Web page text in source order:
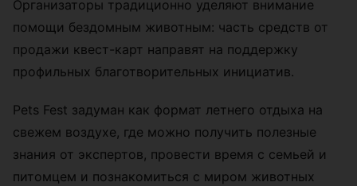
Организаторы традиционно уделяют внимание
помощи бездомным животным: часть средств от
продажи квест-карт направят на поддержку
профильных благотворительных инициатив.
Pets Fest задуман как формат летнего отдыха на
свежем воздухе, где можно получить полезные
знания от экспертов, провести время с семьей и
питомцем и познакомиться с миром животных